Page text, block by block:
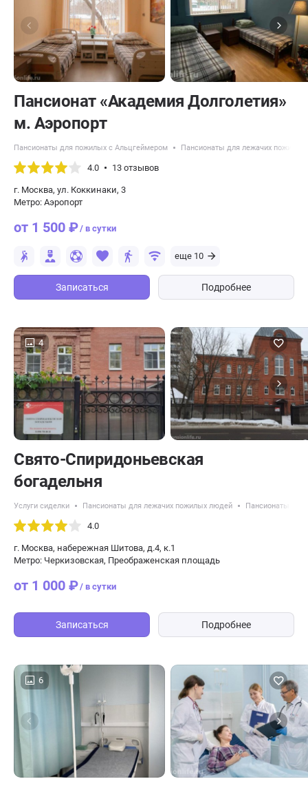
Пансионат «Академия Долголетия»
м. Аэропорт
Пансионаты для пожилых с Альцгеймером Пансионаты для лежачих
4.0 13 отзывов
г. Москва, ул. Коккинаки, 3
Метро: Аэропорт
от 1 500 ₽/ в сутки
еще 10
Записаться Подробнее
4
Свято-Спиридоньевская
богадельня
Услуги сиделки Пансионаты для лежачих пожилых людей Пансионаты с
4.0
г. Москва, набережная Шитова, д.4, к.1
Метро: Черкизовская, Преображенская площадь
от 1 000 ₽/ в сутки
Записаться Подробнее
6